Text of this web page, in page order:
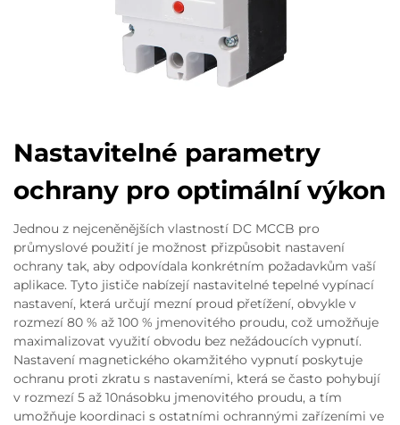
Nastavitelné parametry
ochrany pro optimální výkon
Jednou z nejceněnějších vlastností DC MCCB pro
průmyslové použití je možnost přizpůsobit nastavení
ochrany tak, aby odpovídala konkrétním požadavkům vaší
aplikace. Tyto jističe nabízejí nastavitelné tepelné vypínací
nastavení, která určují mezní proud přetížení, obvykle v
rozmezí 80 % až 100 % jmenovitého proudu, což umožňuje
maximalizovat využití obvodu bez nežádoucích vypnutí.
Nastavení magnetického okamžitého vypnutí poskytuje
ochranu proti zkratu s nastaveními, která se často pohybují
v rozmezí 5 až 10násobku jmenovitého proudu, a tím
umožňuje koordinaci s ostatními ochrannými zařízeními ve